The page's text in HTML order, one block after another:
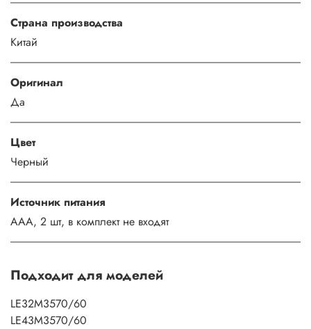
Страна производства
Китай
Оригинал
Да
Цвет
Черный
Источник питания
AAA, 2 шт, в комплект не входят
Подходит для моделей
LE32M3570/60
LE43M3570/60